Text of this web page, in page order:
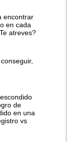
encontrar
en cada
atreves?
de
en una
vs